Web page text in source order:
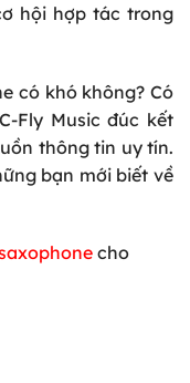
hội hợp tác trong
có khó không? Có
Fly Music đúc kết
thông tin uy tín.
bạn mới biết về
cho